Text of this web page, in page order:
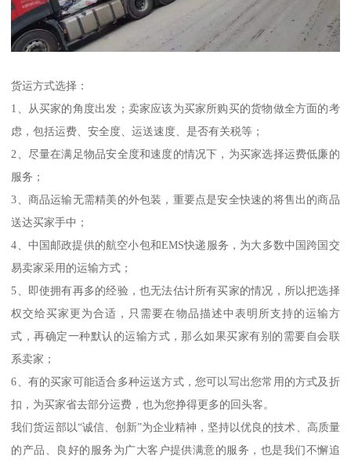
货运方式选择：
1、从买家的角度出发；卖家应该为买家所购买的货物做全方面的考
虑，包括运费、安全度、运送速度、是否有关税等；
2、尽量在满足物品安全度和速度的情况下，为买家选择运费低廉的
服务；
3、商品运输无需精美的外包装，重要点是安全快速的将售出的商品
送达买家手中；
4、中国邮政提供的航空小包和EMS快递服务，为大多数中国跨国交
易卖家采用的运输方式；
5、即使拥有再多的经验，也无法估计所有买家的情况，所以把选择
权交给买家更为合适，只需要在物品描述中表明所支持的运输方
式，再确定一种默认的运输方式，那么如果买家有别的需要自会联
系卖家；
6、有的买家可能适合多种运送方式，您可以写出您常用的方式及折
扣，为买家省去部分运费，也为您挣得更多的回头客。
我们货运部以“诚信、创新”为企业精神，坚持以优良的技术、高质量
的产品、良好的服务为广大客户提供满意的服务，也是我们不懈追